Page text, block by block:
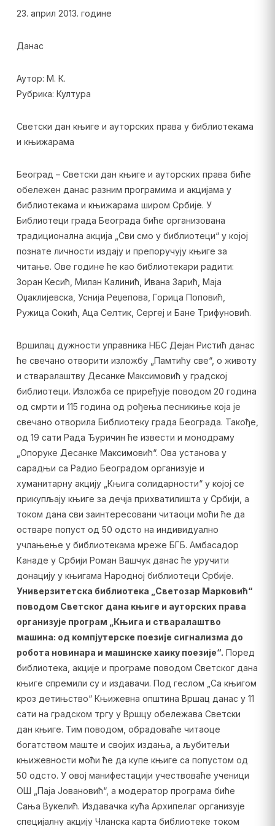
23. април 2013. године
Данас
Аутор: М. К.
Рубрика: Култура
Светски дан књиге и ауторских права у библиотекама
и књижарама
Београд – Светски дан књиге и ауторских права биће
обележен данас разним програмима и акцијама у
библиотекама и књижарама широм Србије. У
Библиотеци града Београда биће организована
традиционална акција „Сви смо у библиотеци“ у којој
познате личности издају и препоручују књиге за
читање. Ове године ће као библиотекари радити:
Зоран Кесић, Милан Калинић, Ивана Зарић, Маја
Оџаклијевска, Уснија Реџепова, Горица Поповић,
Ружица Сокић, Аца Селтик, Сергеј и Бане Трифуновић.
Вршилац дужности управника НБС Дејан Ристић данас
ће свечано отворити изложбу „Памтићу све“, о животу
и стваралаштву Десанке Максимовић у градској
библиотеци. Изложба се приређује поводом 20 година
од смрти и 115 година од рођења песникиње која је
свечано отворила Библиотеку града Београда. Такође,
од 19 сати Рада Ђуричин ће извести и монодраму
„Опоруке Десанке Максимовић“. Ова установа у
сарадњи са Радио Београдом организује и
хуманитарну акцију „Књига солидарности“ у којој се
прикупљају књиге за дечја прихватилишта у Србији, а
током дана сви заинтересовани читаоци моћи ће да
остваре попуст од 50 одсто на индивидуално
учлањење у библиотекама мреже БГБ. Амбасадор
Канаде у Србији Роман Вашчук данас ће уручити
донацију у књигама Народној библиотеци Србије.
Универзитетска библиотека „Светозар Марковић“
поводом Светског дана књиге и ауторских права
организује програм „Књига и стваралаштво
машина: од компјутерске поезије сигнализма до
робота новинара и машинске хаику поезије“. Поред
библиотека, акције и програме поводом Светског дана
књиге спремили су и издавачи. Под геслом „Са књигом
кроз детињство“ Књижевна општина Вршац данас у 11
сати на градском тргу у Вршцу обележава Светски
дан књиге. Тим поводом, обрадоваће читаоце
богатством маште и својих издања, а љубитељи
књижевности моћи ће да купе књиге са попустом од
50 одсто. У овој манифестацији учествоваће ученици
ОШ „Паја Јовановић“, а модератор програма биће
Сања Вукелић. Издавачка кућа Архипелаг организује
специјалну акцију Чланска карта библиотеке током